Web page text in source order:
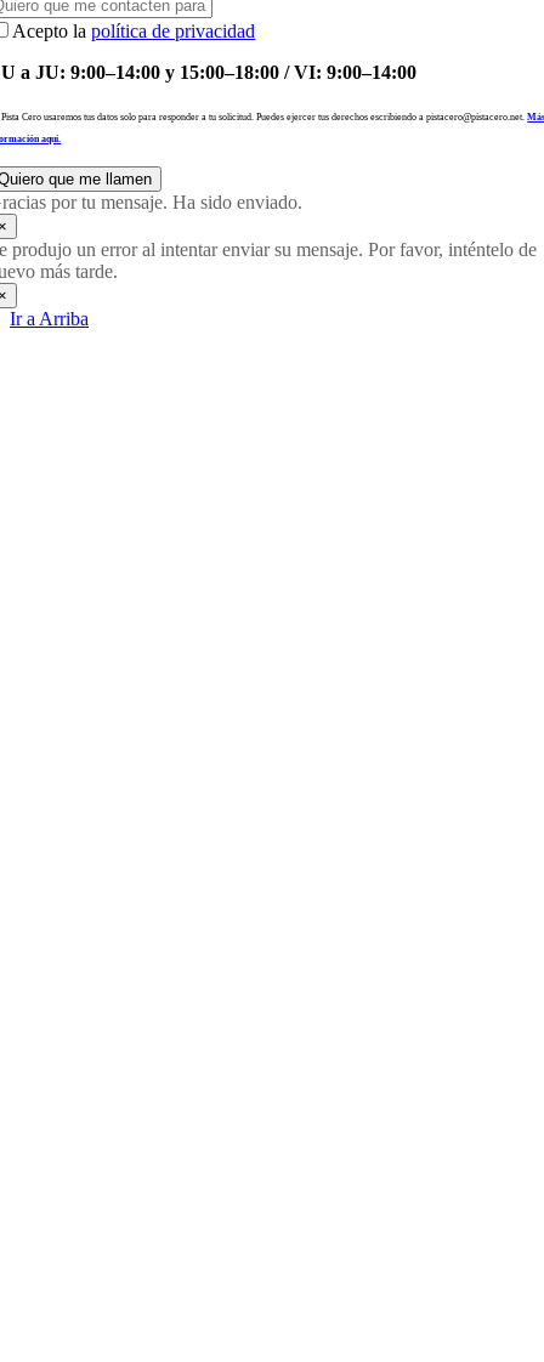
Acepto lapolítica de privacidad
a JU: 9:00–14:00 y 15:00–18:00 / VI: 9:00–14:00
Pista Cero usaremos tus datos solo para responder a tu solicitud. Puedes ejercer tus derechos escribiendo a pistacero@pistacero.net.
aquí.
que me llamen
por tu mensaje. Ha sido enviado.
produjo un error al intentar enviar su mensaje. Por favor, inténtelo de
más tarde.
Ir a Arriba